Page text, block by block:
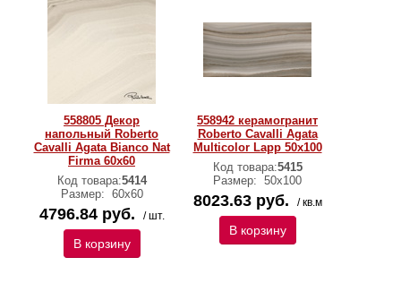
558805 Декор
напольный Roberto
Cavalli Agata Bianco Nat
Firma 60x60
Код товара:5414
Размер: 60х60
4796.84 руб. / шт.
В корзину
558942 керамогранит
Roberto Cavalli Agata
Multicolor Lapp 50x100
Код товара:5415
Размер: 50х100
8023.63 руб. / кв.м
В корзину